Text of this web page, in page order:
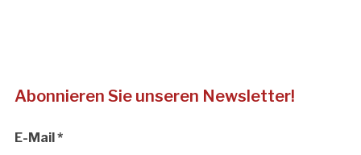
Abonnieren Sie unseren Newsletter!
E-Mail*